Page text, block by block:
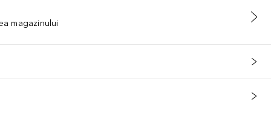
magazinului